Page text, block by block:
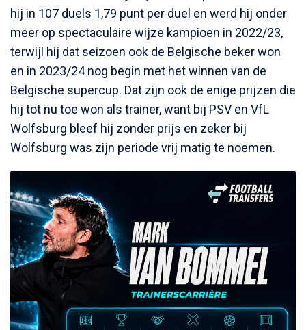
hij in 107 duels 1,79 punt per duel en werd hij onder
meer op spectaculaire wijze kampioen in 2022/23,
terwijl hij dat seizoen ook de Belgische beker won
en in 2023/24 nog begin met het winnen van de
Belgische supercup. Dat zijn ook de enige prijzen die
hij tot nu toe won als trainer, want bij PSV en VfL
Wolfsburg bleef hij zonder prijs en zeker bij
Wolfsburg was zijn periode vrij matig te noemen.